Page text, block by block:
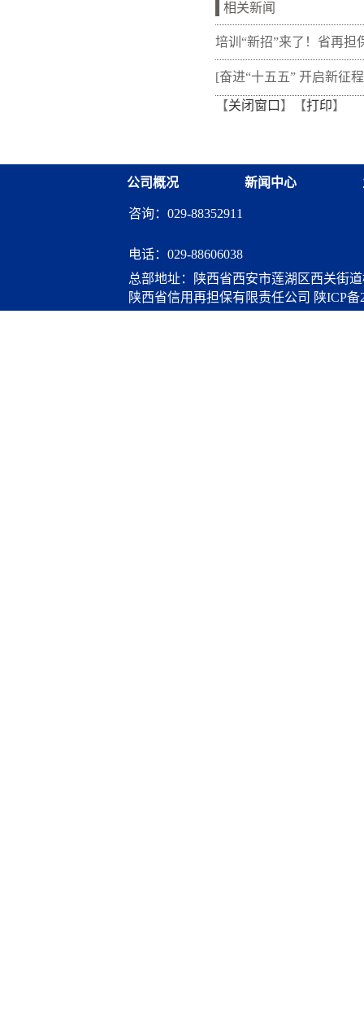
相关新闻
培训“新招”来了！省再担
新"以审代训"， 让政策学
从"听"变"练"
[奋进“十五五” 开启新征
融资担保体系这样做](十
【关闭窗口 】【打印】
公司概况 新闻中心
咨询：029-88352911
电话： 029-88606038
陕西省信用再担保有限责任公司 陕ICP备
总部地址：陕西省西安市莲湖区西关街